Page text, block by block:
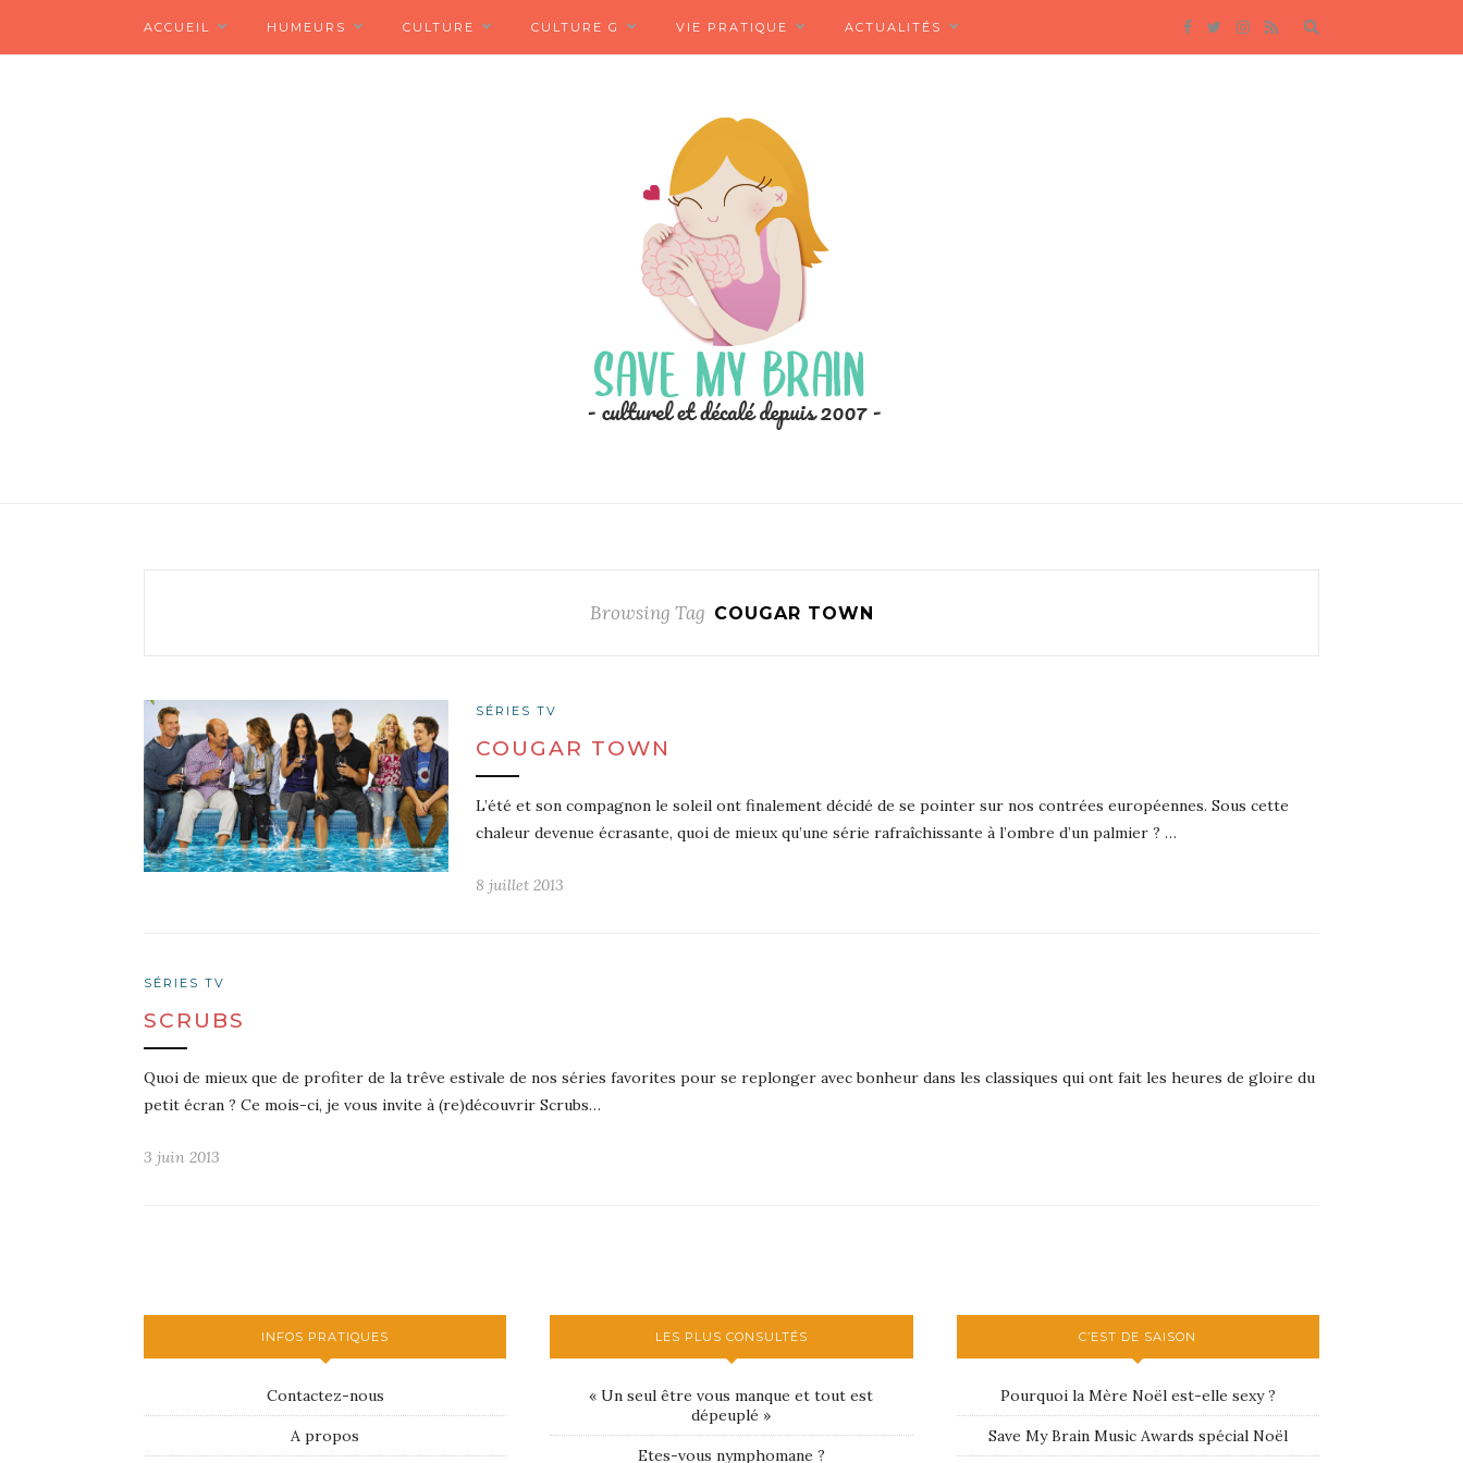
ACCUEIL HUMEURS CULTURE CULTURE G VIE PRATIQUE ACTUALITÉS
Browsing Tag COUGAR TOWN
SÉRIES TV
COUGAR TOWN
L’été et son compagnon le soleil ont finalement décidé de se pointer sur nos contrées européennes. Sous cette
chaleur devenue écrasante, quoi de mieux qu’une série rafraîchissante à l’ombre d’un palmier ? …
8 juillet 2013
SÉRIES TV
SCRUBS
Quoi de mieux que de profiter de la trêve estivale de nos séries favorites pour se replonger avec bonheur dans les classiques qui ont fait les heures de gloire du
petit écran ? Ce mois-ci, je vous invite à (re)découvrir Scrubs…
3 juin 2013
INFOS PRATIQUES
Contactez-nous
A propos
LES PLUS CONSULTÉS
« Un seul être vous manque et tout est
dépeuplé »
Etes-vous nymphomane ?
C’EST DE SAISON
Pourquoi la Mère Noël est-elle sexy ?
Save My Brain Music Awards spécial Noël